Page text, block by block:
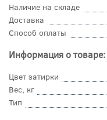
Наличие на складе
Доставка
Способ оплаты
Информация о товаре:
Цвет затирки
Вес, кг
Тип